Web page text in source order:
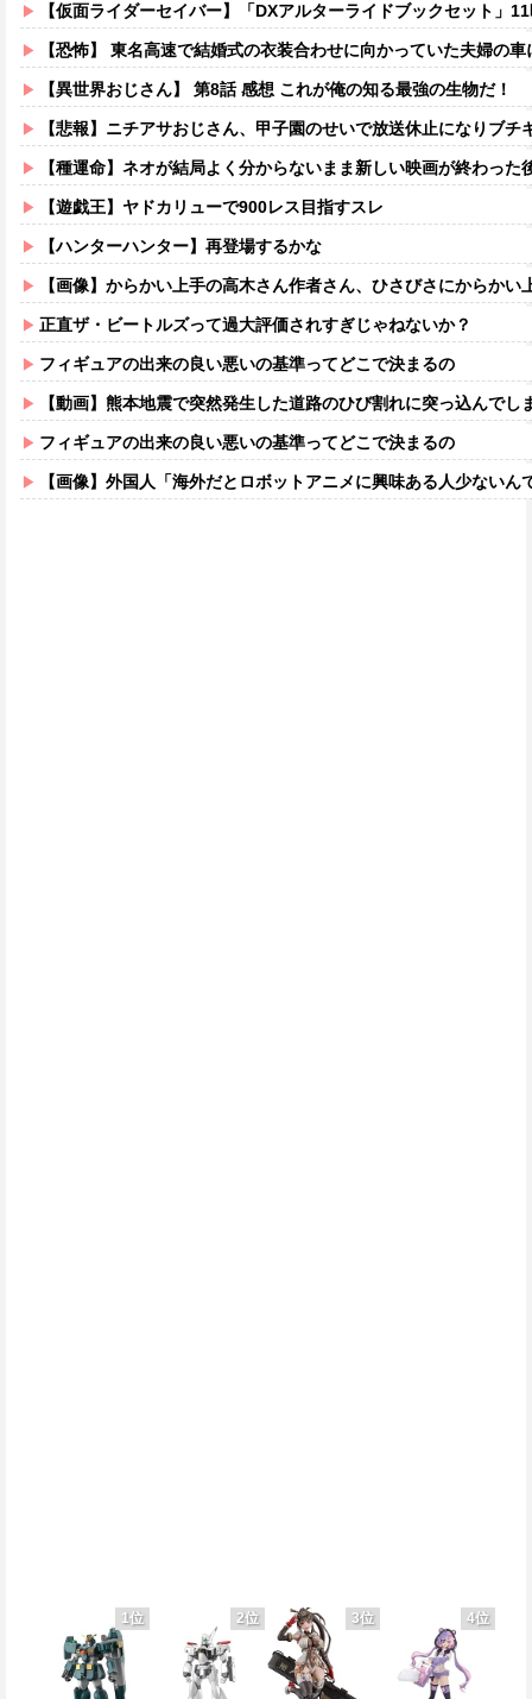
【仮面ライダーセイバー】「DXアルターライドブックセット」
【恐怖】 東名高速で結婚式の衣装合わせに向かっていた夫婦の車に何度も何度も追突した60歳の男がヤバす
【異世界おじさん】 第8話 感想 これが俺の知る最強の生物だ！
【悲報】ニチアサおじさん、甲子園のせいで放送休止になりブチ
【種運命】ネオが結局よく分からないまま新しい映画が終わった
【遊戯王】ヤドカリューで900レス目指すスレ
【ハンターハンター】再登場するかな
【画像】からかい上手の高木さん作者さん、ひさびさにからかい上手の高木
正直ザ・ビートルズって過大評価されすぎじゃねないか？
フィギュアの出来の良い悪いの基準ってどこで決まるの
【動画】熊本地震で突然発生した道路のひび割れに突っ込んでし
フィギュアの出来の良い悪いの基準ってどこで決まるの
【画像】外国人「海外だとロボットアニメに興味ある人少ないん
1位 2位 3位 4位